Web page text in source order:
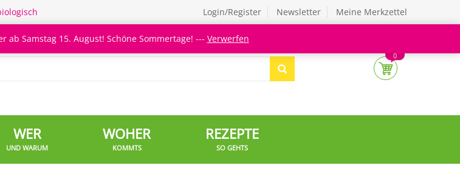
Login/Register Newsletter Meine Merkzettel
0
WER
UND WARUM
WOHER
KOMMTS
REZEPTE
SO GEHTS
ab Samstag 15. August! Schöne Sommertage! --- Verwerfen